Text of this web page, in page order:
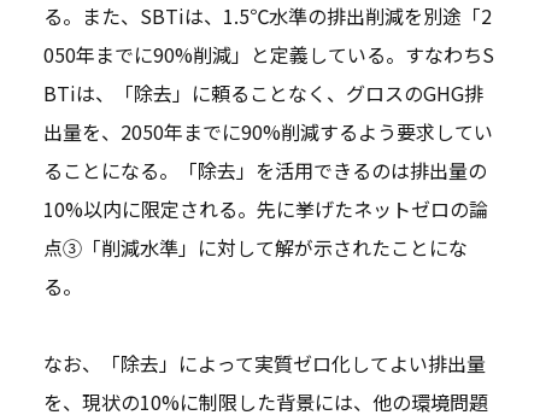
る。また、SBTiは、1.5℃水準の排出削減を別途「2
050年までに90%削減」と定義している。すなわちS
BTiは、「除去」に頼ることなく、グロスのGHG排
出量を、2050年までに90%削減するよう要求してい
ることになる。「除去」を活用できるのは排出量の
10%以内に限定される。先に挙げたネットゼロの論
点③「削減水準」に対して解が示されたことにな
る。
なお、「除去」によって実質ゼロ化してよい排出量
を、現状の10%に制限した背景には、他の環境問題